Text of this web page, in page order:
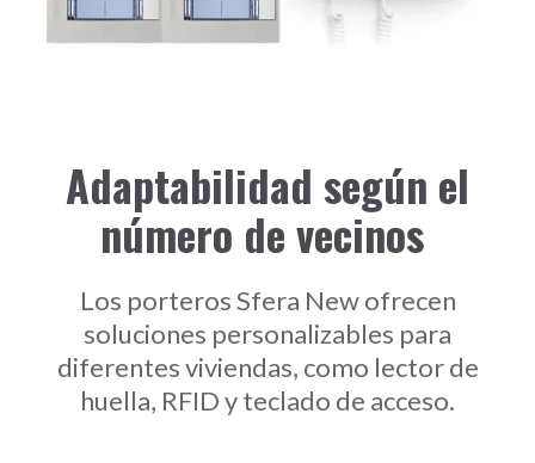
Adaptabilidad según el
número de vecinos
Los porteros Sfera New ofrecen
soluciones personalizables para
diferentes viviendas, como lector de
huella, RFID y teclado de acceso.